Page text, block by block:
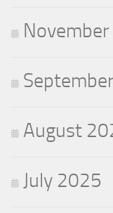
August
July 2025